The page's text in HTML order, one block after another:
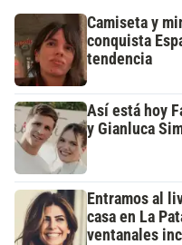
Camiseta y
conquista
tendencia
Así está hoy
y Gianluca
Entramos al
casa en La
ventanales